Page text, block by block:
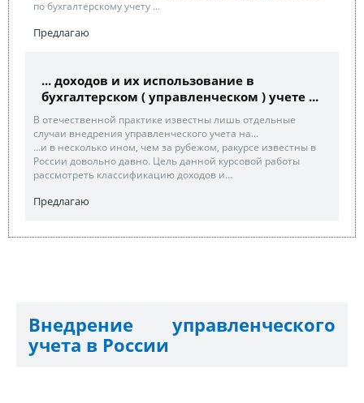
по бухгалтерскому учету ...
Предлагаю
... доходов и их использование в
бухгалтерском ( управленческом ) учете ...
В отечественной практике известны лишь отдельные
случаи внедрения управленческого учета на...
...и в несколько ином, чем за рубежом, ракурсе известны в
России довольно давно. Цель данной курсовой работы
рассмотреть классификацию доходов и...
Предлагаю
Внедрение управленческого
учета в России